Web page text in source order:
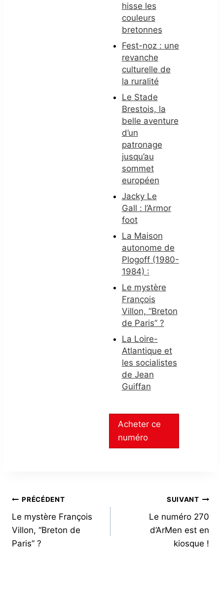
hisse les
couleurs
bretonnes
Fest-noz : une
revanche
culturelle de
la ruralité
Le Stade
Brestois, la
belle aventure
d’un
patronage
jusqu’au
sommet
européen
Jacky Le
Gall : l’Armor
foot
La Maison
autonome de
Plogoff (1980-
1984) :
Le mystère
François
Villon, “Breton
de Paris” ?
La Loire-
Atlantique et
les socialistes
de Jean
Guiffan
Acheter ce
numéro
NAVIGATION
DE
L’ARTICLE
PRÉCÉDENT
Le mystère François
Villon, “Breton de
Paris” ?
SUIVANT
Le numéro 270
d’ArMen est en
kiosque !